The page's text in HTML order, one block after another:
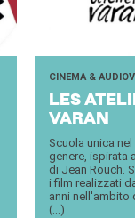
CINEMA &
LES
VARAN
Scuola unica nel
genere, ispirata
di Jean Rouch.
i film realizzati
anni nell'ambito
(...)